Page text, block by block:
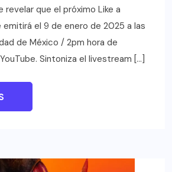
revelar que el próximo Like a
el 9 de enero de 2025 a las
de México / 2pm hora de
Sintoniza el livestream […]